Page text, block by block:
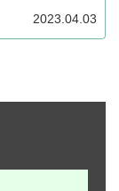
2023.04.03